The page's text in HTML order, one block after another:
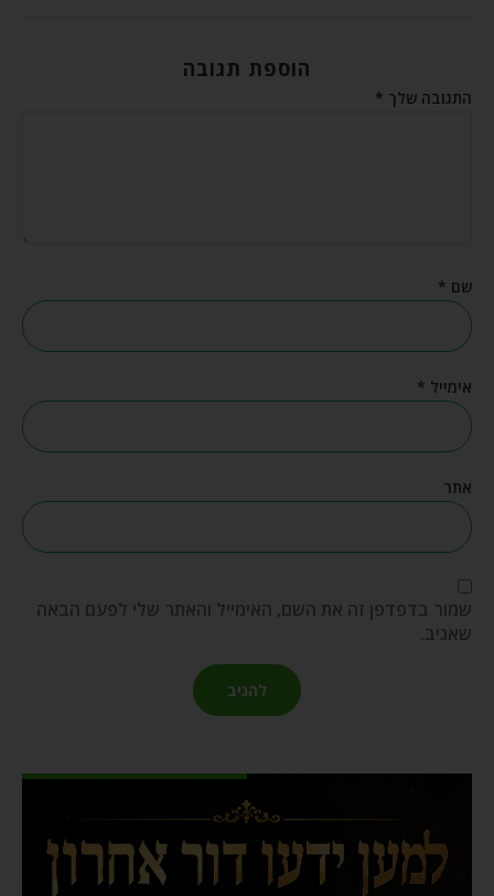
הוספת תגובה
התגובה שלך *
שם *
אימייל *
אתר
שמור בדפדפן זה את השם, האימייל והאתר שלי לפעם הבאה
שאגיב.